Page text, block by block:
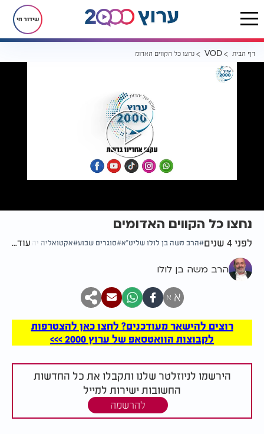
שידור חי
דף הבית VOD נחצו כל הקווים האדומים
נחצו כל הקווים האדומים
לפני 4 שנים הרב משה בן לולו שליט"א סוגרים שבוע אקטואליה יהודית
עוד...
הרב משה בן לולו
א א
רוצים להישאר מעודכנים? לחצו כאן להצטרפות
לקבוצות הוואטסאפ של ערוץ 2000 >>>
הירשמו לניוזלטר שלנו ותקבלו את כל החדשות
החשובות ישירות למייל
להרשמה